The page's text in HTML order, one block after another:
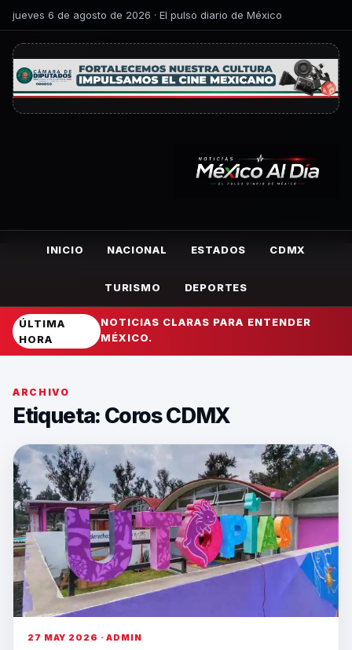
jueves 6 de agosto de 2026 · El pulso diario de México
INICIO NACIONAL ESTADOS CDMX
TURISMO DEPORTES
ÚLTIMA
HORA
NOTICIAS CLARAS PARA ENTENDER
MÉXICO.
ARCHIVO
Etiqueta: Coros CDMX
27 MAY 2026 · ADMIN